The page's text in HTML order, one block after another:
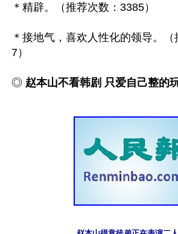
＊精辟。（推荐次数：3385）
＊接地气，喜欢人性化的领导。
7）
◎ 赵本山不看韩剧 只爱自己整的